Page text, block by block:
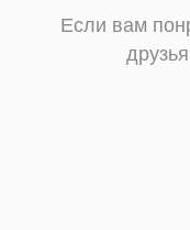
Если вам